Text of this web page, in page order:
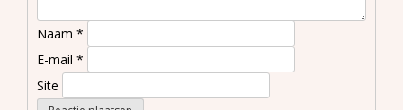
Naam *
E-mail *
Site